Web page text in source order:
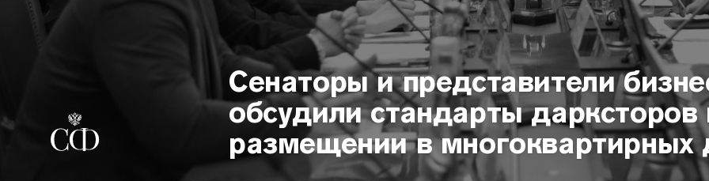
Сенаторы и представители
обсудили стандарты дарксторов
размещении в многоквартирных